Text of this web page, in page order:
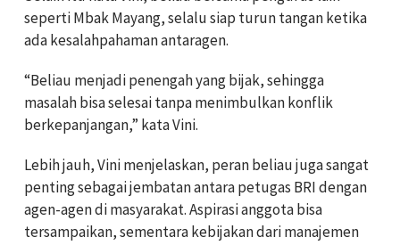
seperti Mbak Mayang, selalu siap turun tangan ketika
ada kesalahpahaman antaragen.
“Beliau menjadi penengah yang bijak, sehingga
masalah bisa selesai tanpa menimbulkan konflik
berkepanjangan,” kata Vini.
Lebih jauh, Vini menjelaskan, peran beliau juga sangat
penting sebagai jembatan antara petugas BRI dengan
agen-agen di masyarakat. Aspirasi anggota bisa
tersampaikan, sementara kebijakan dari manajemen